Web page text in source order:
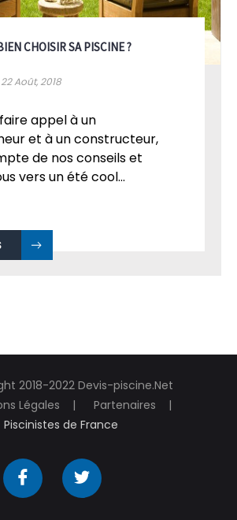
CHOISIR SA PISCINE ?
Août, 2018
appel à un
et à un constructeur,
de nos conseils et
vers un été cool...
2018-2022 Devis-piscine.Net
Légales
Partenaires
Piscinistes de France